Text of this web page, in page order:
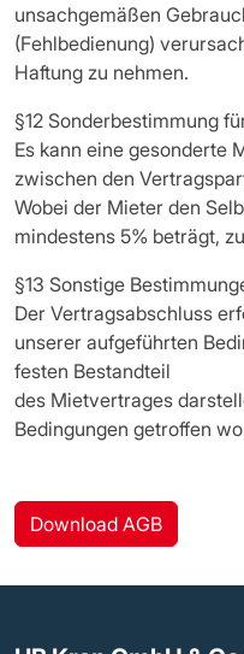
unsachgemäßen
(Fehlbedienung)
Haftung zu nehmen.
§12 Sonderbestimmung
Es kann eine gesonderte
zwischen den
Wobei der Mieter den
mindestens 5% beträgt,
§13 Sonstige
Der Vertragsabschluss
unserer aufgeführten
festen Bestandteil
des Mietvertrages
Bedingungen getroffen
Download AGB